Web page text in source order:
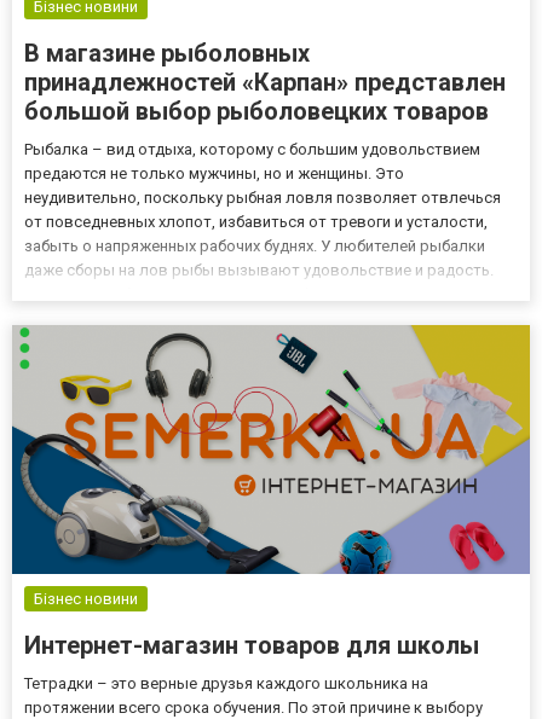
Бізнес новини
В магазине рыболовных
принадлежностей «Карпан» представлен
большой выбор рыболовецких товаров
Рыбалка – вид отдыха, которому с большим удовольствием
предаются не только мужчины, но и женщины. Это
неудивительно, поскольку рыбная ловля позволяет отвлечься
от повседневных хлопот, избавиться от тревоги и усталости,
забыть о напряженных рабочих буднях. У любителей рыбалки
даже сборы на лов рыбы вызывают удовольствие и радость.
мероприятия. По этой п...
Бізнес новини
Интернет-магазин товаров для школы
Тетрадки – это верные друзья каждого школьника на
протяжении всего срока обучения. По этой причине к выбору